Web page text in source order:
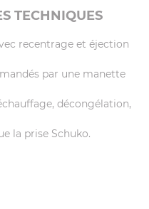
TECHNIQUES
recentrage et éjection
par une manette
décongélation,
la prise Schuko.